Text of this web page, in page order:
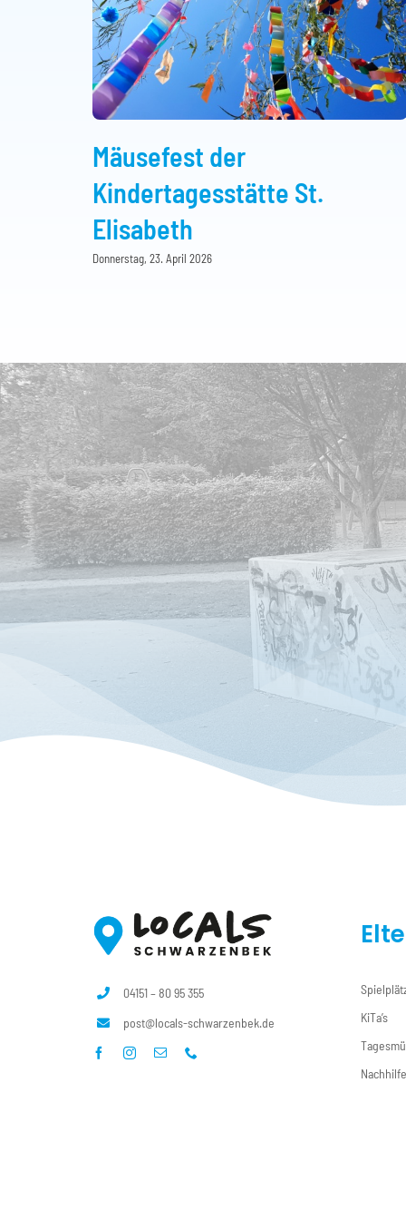
Mäusefest der
Kindertagesstätte St.
Elisabeth
Donnerstag, 23. April 2026
04151 – 80 95 355
post@locals-schwarzenbek.de
KiTa’s